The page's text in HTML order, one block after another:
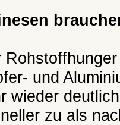
und
wieder
zu als